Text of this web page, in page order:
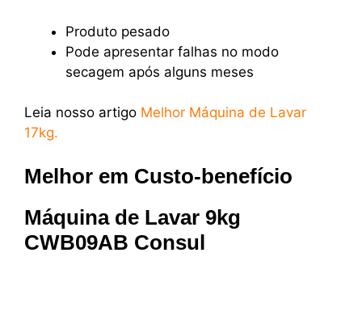
Produto pesado
Pode apresentar falhas no modo
secagem após alguns meses
Leia nosso artigo Melhor Máquina de Lavar
17kg.
Melhor em Custo-benefício
Máquina de Lavar 9kg
CWB09AB Consul